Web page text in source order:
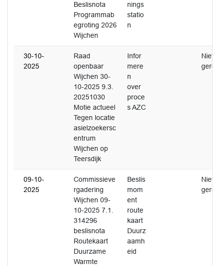
Beslisnota
Programmab
egroting 2026
Wijchen
nings
statio
n
30-10-
2025
Raad
openbaar
Wijchen 30-
10-2025 9.3.
20251030
Motie actueel
Tegen locatie
asielzoekersc
entrum
Wijchen op
Teersdijk
Infor
mere
n
over
proce
s AZC
Niet
09-10-
2025
Commissieve
rgadering
Wijchen 09-
10-2025 7.1.
314296
beslisnota
Routekaart
Duurzame
Warmte
Beslis
mom
ent
route
kaart
Duurz
aamh
eid
Niet